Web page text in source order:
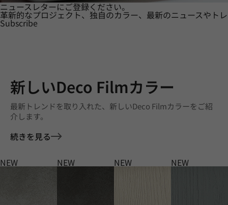
ニュースレターにご登録ください。
革新的なプロジェクト、独自のカラー、最新のニュースやト
Subscribe
新しいDeco Filmカラー
最新トレンドを取り入れた、新しいDeco Filmカラーをご紹
介します。
続きを見る
NEW NEW NEW NEW